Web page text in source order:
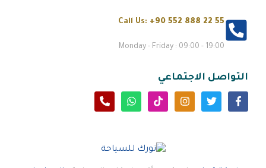
Call Us: +90 552 888 22 55
Monday - Friday : 09:00 - 19:00
التواصل الاجتماعي